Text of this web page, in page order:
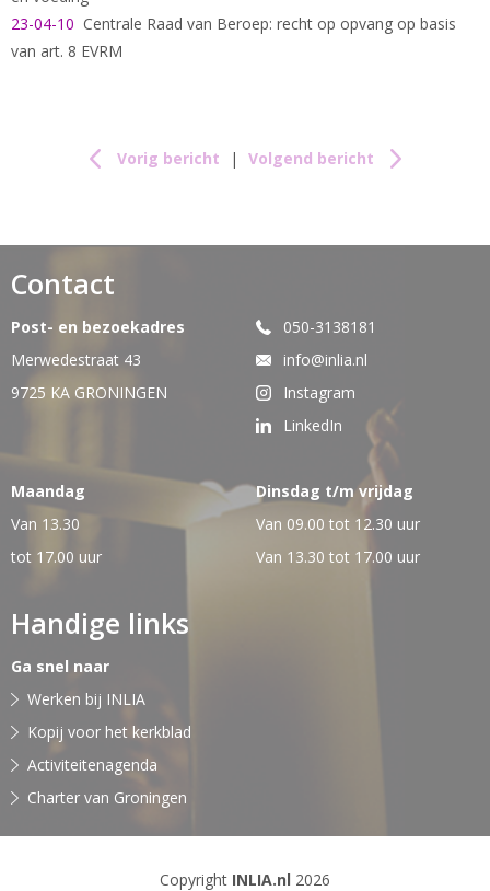
23-04-10 Centrale Raad van Beroep: recht op opvang op basis
van art. 8 EVRM
Vorig bericht | Volgend bericht
Contact
Post- en bezoekadres
Merwedestraat 43
9725 KA GRONINGEN
050-3138181
info@inlia.nl
Instagram
LinkedIn
Maandag
Van 13.30
tot 17.00 uur
Dinsdag t/m vrijdag
Van 09.00 tot 12.30 uur
Van 13.30 tot 17.00 uur
Handige links
Ga snel naar
Werken bij INLIA
Kopij voor het kerkblad
Activiteitenagenda
Charter van Groningen
Copyright INLIA.nl 2026